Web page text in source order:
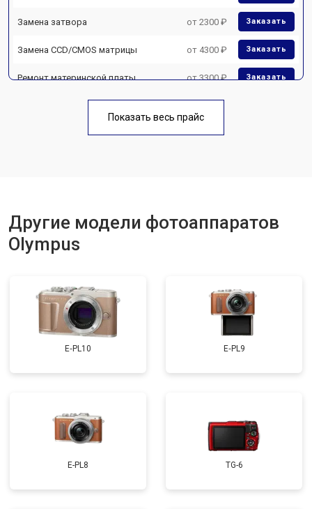
Замена затвора от 2300 ₽ Заказать
Замена CCD/CMOS матрицы от 4300 ₽ Заказать
Ремонт материнской платы от 3300 ₽ Заказать
Показать весь прайс
Другие модели фотоаппаратов
Olympus
E‑PL10 E‑PL9
E-PL8 TG-6